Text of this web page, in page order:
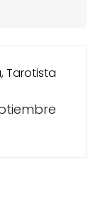
Tarotista